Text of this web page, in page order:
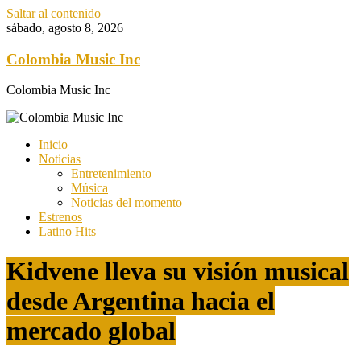
Saltar al contenido
sábado, agosto 8, 2026
Colombia Music Inc
Colombia Music Inc
Inicio
Noticias
Entretenimiento
Música
Noticias del momento
Estrenos
Latino Hits
Kidvene lleva su visión musical
desde Argentina hacia el
mercado global